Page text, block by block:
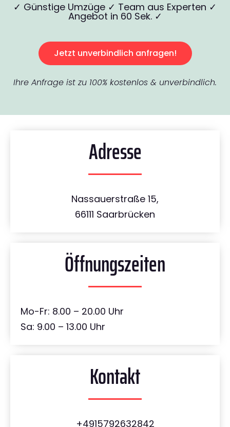
✓ Günstige Umzüge ✓ Team aus Experten ✓
Angebot in 60 Sek. ✓
Jetzt unverbindlich anfragen!
Ihre Anfrage ist zu 100% kostenlos & unverbindlich.
Adresse
Nassauerstraße 15,
66111 Saarbrücken
Öffnungszeiten
Mo-Fr: 8.00 – 20.00 Uhr
Sa: 9.00 – 13.00 Uhr
Kontakt
+4915792632842